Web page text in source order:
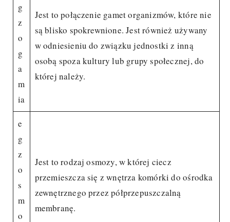
g
z
o
g
a
m
ia
Jest to połączenie gamet organizmów, które nie
są blisko spokrewnione. Jest również używany
w odniesieniu do związku jednostki z inną
osobą spoza kultury lub grupy społecznej, do
której należy.
e
g
z
o
s
m
o
Jest to rodzaj osmozy, w której ciecz
przemieszcza się z wnętrza komórki do ośrodka
zewnętrznego przez półprzepuszczalną
membranę.